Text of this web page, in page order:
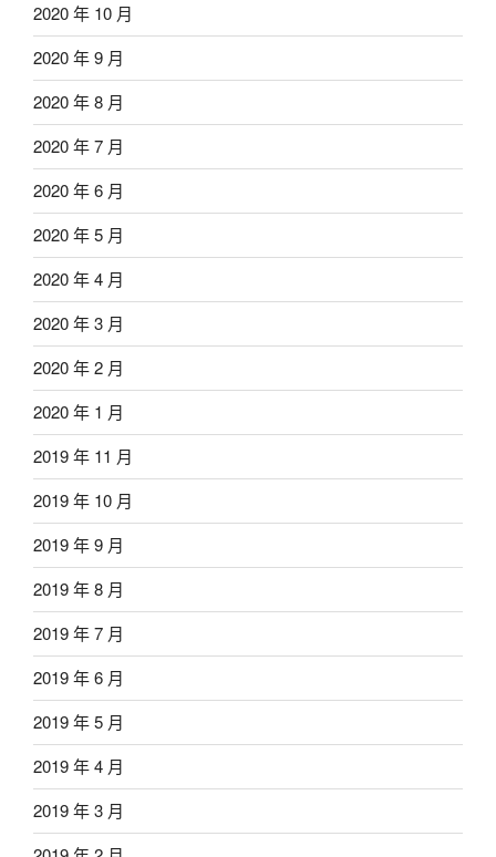
2020 年 10 月
2020 年 9 月
2020 年 8 月
2020 年 7 月
2020 年 6 月
2020 年 5 月
2020 年 4 月
2020 年 3 月
2020 年 2 月
2020 年 1 月
2019 年 11 月
2019 年 10 月
2019 年 9 月
2019 年 8 月
2019 年 7 月
2019 年 6 月
2019 年 5 月
2019 年 4 月
2019 年 3 月